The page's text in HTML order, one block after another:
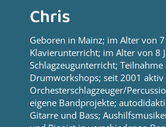
Chris
Geboren in Mainz; im Alter von
Klavierunterricht; im Alter von 8
Schlagzeugunterricht; Teilnahme
Drumworkshops; seit 2001 aktiv
Orchesterschlagzeuger/
eigene Bandprojekte;
Gitarre und Bass;